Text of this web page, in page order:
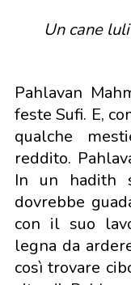
Un cane
Pahlavan
feste Sufi. E,
qualche
reddito.
In un hadith
dovrebbe
con il suo
legna da
così trovare